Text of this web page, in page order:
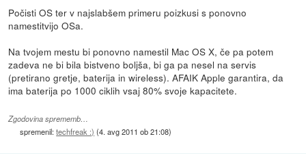
Počisti OS ter v najslabšem primeru poizkusi s ponovno
namestitvijo OSa.
Na tvojem mestu bi ponovno namestil Mac OS X, če pa potem
zadeva ne bi bila bistveno boljša, bi ga pa nesel na servis
(pretirano gretje, baterija in wireless). AFAIK Apple garantira, da
ima baterija po 1000 ciklih vsaj 80% svoje kapacitete.
Zgodovina sprememb…
spremenil:techfreak :) (4. avg 2011 ob 21:08)